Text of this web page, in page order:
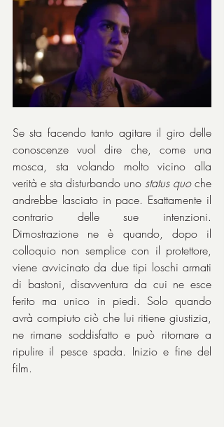
Se sta facendo tanto agitare il giro delle
conoscenze vuol dire che, come una
mosca, sta volando molto vicino alla
verità e sta disturbando uno status quo che
andrebbe lasciato in pace. Esattamente il
contrario delle sue intenzioni.
Dimostrazione ne è quando, dopo il
colloquio non semplice con il protettore,
viene avvicinato da due tipi loschi armati
di bastoni, disavventura da cui ne esce
ferito ma unico in piedi. Solo quando
avrà compiuto ciò che lui ritiene giustizia,
ne rimane soddisfatto e può ritornare a
ripulire il pesce spada. Inizio e fine del
film.